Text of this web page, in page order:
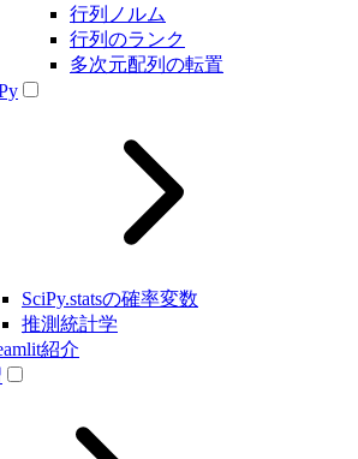
行列ノルム
行列のランク
多次元配列の転置
SciPy.statsの確率変数
推測統計学
紹介